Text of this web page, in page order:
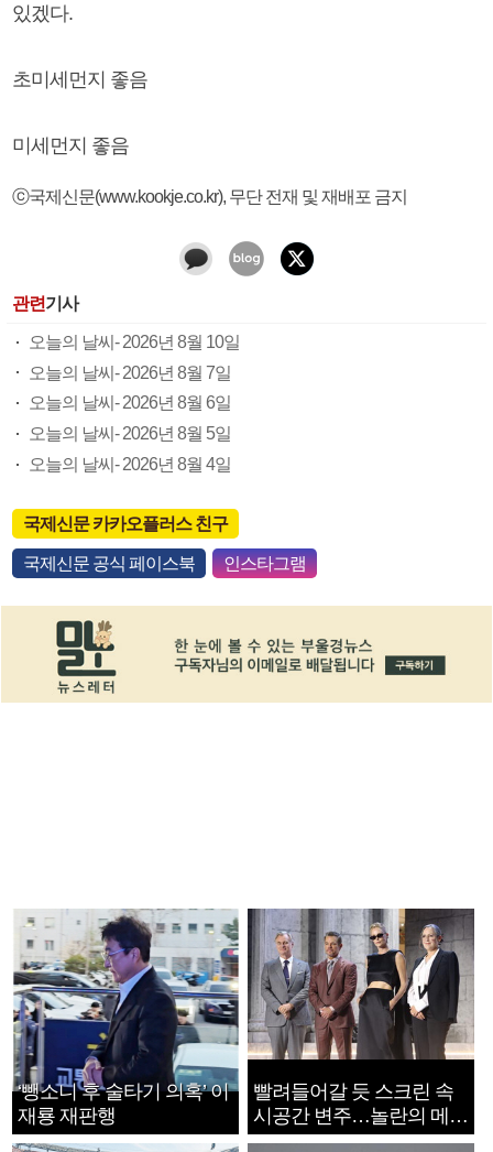
있겠다.
초미세먼지 좋음
미세먼지 좋음
ⓒ국제신문(www.kookje.co.kr), 무단 전재 및 재배포 금지
관련기사
오늘의 날씨- 2026년 8월 10일
오늘의 날씨- 2026년 8월 7일
오늘의 날씨- 2026년 8월 6일
오늘의 날씨- 2026년 8월 5일
오늘의 날씨- 2026년 8월 4일
국제신문 카카오플러스 친구
국제신문 공식 페이스북 인스타그램
‘뺑소니 후 술타기 의혹’ 이
재룡 재판행
빨려들어갈 듯 스크린 속
시공간 변주…놀란의 메시
지는 ‘전쟁 속죄’